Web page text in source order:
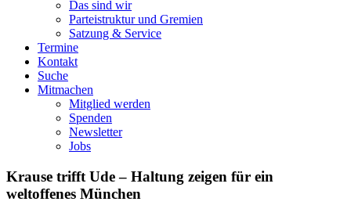
Das sind wir
Parteistruktur und Gremien
Satzung & Service
Termine
Kontakt
Suche
Mitmachen
Mitglied werden
Spenden
Newsletter
Jobs
Krause trifft Ude – Haltung zeigen für ein
weltoffenes München